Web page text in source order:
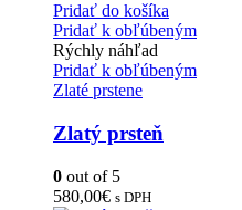
Pridať do košíka
Pridať k obľúbeným
Rýchly náhľad
Pridať k obľúbeným
Zlaté prstene
Zlatý prsteň
0 out of 5
580,00€ s DPH